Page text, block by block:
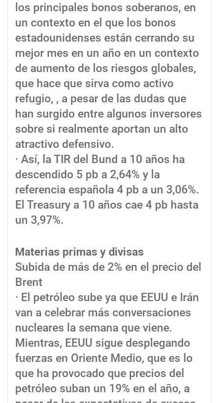
los principales bonos soberanos, en
un contexto en el que los bonos
estadounidenses están cerrando su
mejor mes en un año en un contexto
de aumento de los riesgos globales,
que hace que sirva como activo
refugio, , a pesar de las dudas que
han surgido entre algunos inversores
sobre si realmente aportan un alto
atractivo defensivo.
· Así, la TIR del Bund a 10 años ha
descendido 5 pb a 2,64% y la
referencia española 4 pb a un 3,06%.
El Treasury a 10 años cae 4 pb hasta
un 3,97%.
Materias primas y divisas
Subida de más de 2% en el precio del
Brent
· El petróleo sube ya que EEUU e Irán
van a celebrar más conversaciones
nucleares la semana que viene.
Mientras, EEUU sigue desplegando
fuerzas en Oriente Medio, que es lo
que ha provocado que precios del
petróleo suban un 19% en el año, a